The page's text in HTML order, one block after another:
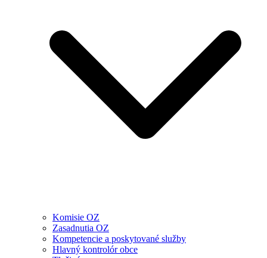
Komisie OZ
Zasadnutia OZ
Kompetencie a poskytované služby
Hlavný kontrolór obce